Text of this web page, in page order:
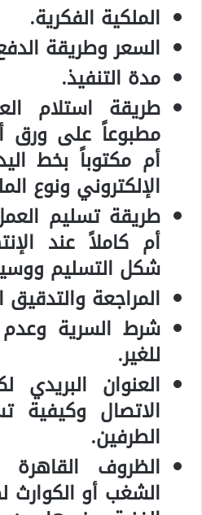
الملكية الفكرية.
السعر وطريقة
مدة التنفيذ.
طريقة استلام
مطبوعاً على ورق
أم مكتوباً بخط
الإلكتروني ونوع
طريقة تسليم
أم كاملاً عند
شكل التسليم
المراجعة والتدقيق
شرط السرية وعدم
للغير.
العنوان
الاتصال وكيفية
الطرفين.
الظروف
الشغب أو الكوارث